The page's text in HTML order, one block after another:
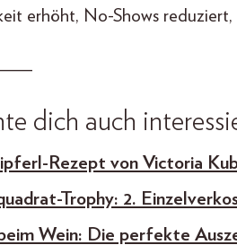
erhöht, No-Shows
dich auch
Rezept von Victoria
Trophy: 2.
Wein: Die perfekte